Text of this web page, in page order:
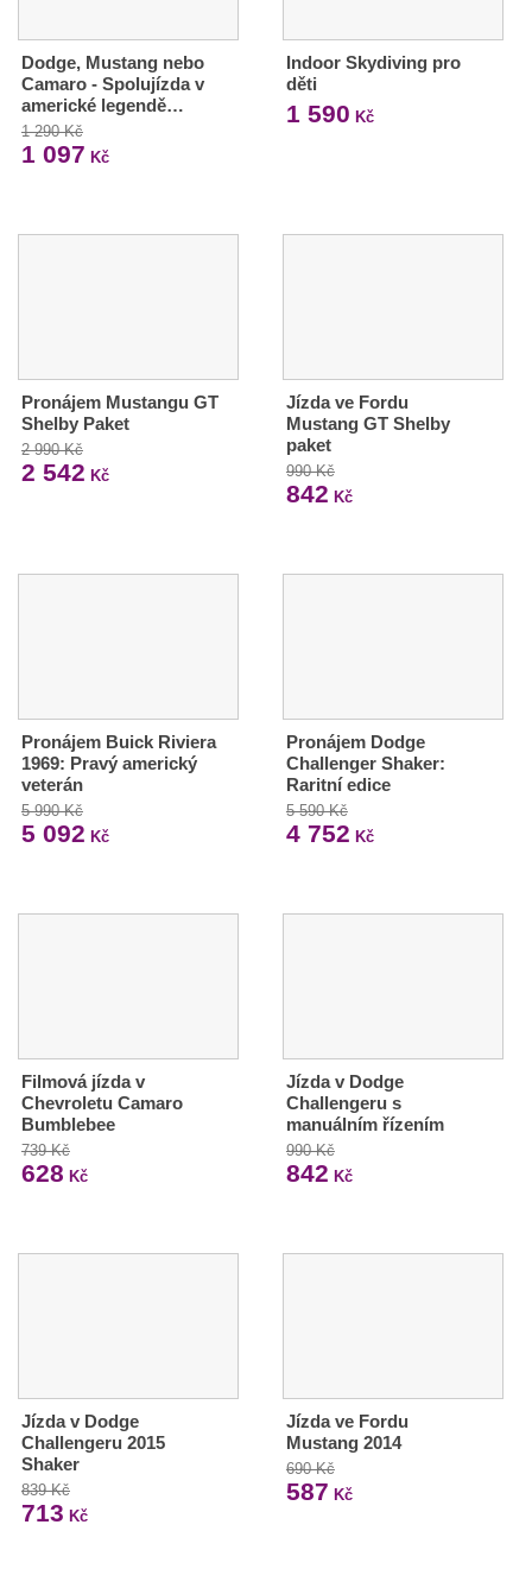
Dodge, Mustang nebo
Camaro - Spolujízda v
americké legendě…
1 290 Kč
1 097 Kč
Indoor Skydiving pro
děti
1 590 Kč
Pronájem Mustangu GT
Shelby Paket
2 990 Kč
2 542 Kč
Jízda ve Fordu
Mustang GT Shelby
paket
990 Kč
842 Kč
Pronájem Buick Riviera
1969: Pravý americký
veterán
5 990 Kč
5 092 Kč
Pronájem Dodge
Challenger Shaker:
Raritní edice
5 590 Kč
4 752 Kč
Filmová jízda v
Chevroletu Camaro
Bumblebee
739 Kč
628 Kč
Jízda v Dodge
Challengeru s
manuálním řízením
990 Kč
842 Kč
Jízda v Dodge
Challengeru 2015
Shaker
839 Kč
713 Kč
Jízda ve Fordu
Mustang 2014
690 Kč
587 Kč